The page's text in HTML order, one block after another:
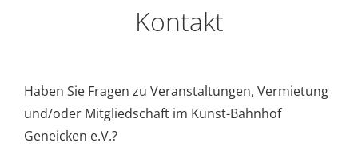
PLATE
DUO
MATOS
Kontakt
Haben Sie Fragen zu Veranstaltungen, Vermietung
und/oder Mitgliedschaft im Kunst-Bahnhof
Geneicken e.V.?